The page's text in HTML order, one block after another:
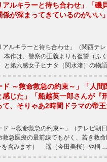
アルキラーと待ち合わせ」「磯
係が深まってきているのがいい
ルキラーと待ち合わせ」（関西テ
作は、警察の正義よりも復讐（ふ
と第六感女子ヒナタ（関水渚）の物
ド ～救命救急の約束～」「人
感じた」「船越英一郎さんが『
て、そりゃあ2時間ドラマの帝王
～救命救急の約束～」（テレビ朝
急医療の最前線でもがく、若き救
を含みます） 遥（今田美桜）や桐 …